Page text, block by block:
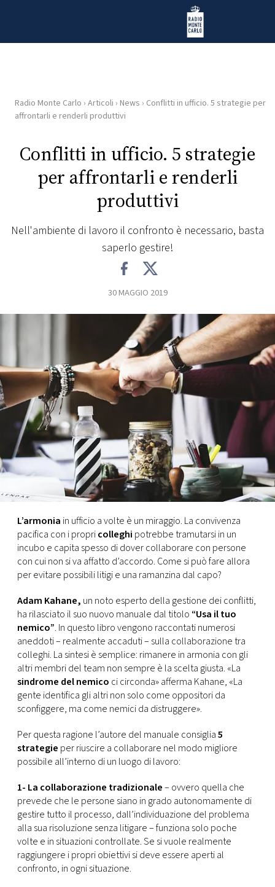
Radio Monte Carlo
HOME
RADIO
WEB
RADIO
PLAYLIST
EVENTI
VIDEO
TV
PRINCIPATO
DI
MONACO
RMC
CONSIGLIA
Radio Monte Carlo › Articoli › News › Conflitti in ufficio. 5 strategie per
affrontarli e renderli produttivi
Conflitti in ufficio. 5 strategie
per affrontarli e renderli
produttivi
Nell'ambiente di lavoro il confronto è necessario, basta
saperlo gestire!
30 MAGGIO 2019
L’armonia in ufficio a volte è un miraggio. La convivenza
pacifica con i propricolleghi potrebbe tramutarsi in un
incubo e capita spesso di dover collaborare con persone
con cui non si va affatto d’accordo. Come si può fare allora
per evitare possibili litigi e una ramanzina dal capo?
Adam Kahane, un noto esperto della gestione dei conflitti,
ha rilasciato il suo nuovo manuale dal titolo “Usa il tuo
nemico”. In questo libro vengono raccontati numerosi
aneddoti – realmente accaduti – sulla collaborazione tra
colleghi. La sintesi è semplice: rimanere in armonia con gli
altri membri del team non sempre è la scelta giusta. «La
sindrome del nemico ci circonda» afferma Kahane, «La
gente identifica gli altri non solo come oppositori da
sconfiggere, ma come nemici da distruggere».
Per questa ragione l’autore del manuale consiglia5
strategie per riuscire a collaborare nel modo migliore
possibile all’interno di un luogo di lavoro:
1- La collaborazione tradizionale– ovvero quella che
prevede che le persone siano in grado autonomamente di
gestire tutto il processo, dall’individuazione del problema
alla sua risoluzione senza litigare – funziona solo poche
volte e in situazioni controllate. Se si vuole realmente
raggiungere i propri obiettivi si deve essere aperti al
confronto, in ogni situazione.